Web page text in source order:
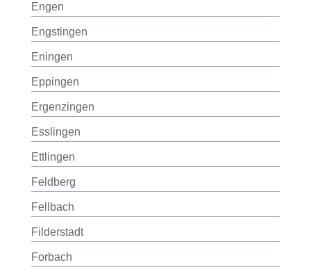
Engen
Engstingen
Eningen
Eppingen
Ergenzingen
Esslingen
Ettlingen
Feldberg
Fellbach
Filderstadt
Forbach